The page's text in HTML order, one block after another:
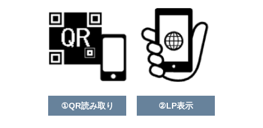
①QR読み取り ②LP表示